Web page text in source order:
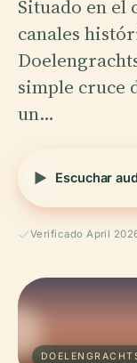
Situado en el
canales
simple cruce
un…
Escuchar
Verificado April